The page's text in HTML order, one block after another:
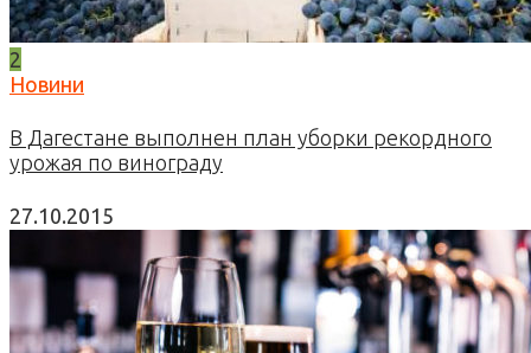
2
Новини
В Дагестане выполнен план уборки рекордного
урожая по винограду
27.10.2015